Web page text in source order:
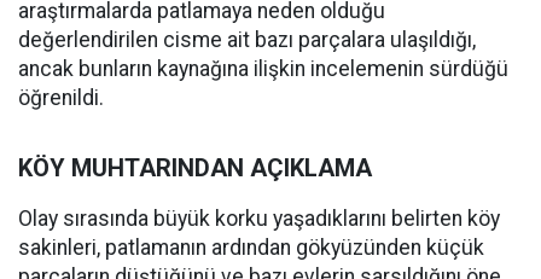
araştırmalarda patlamaya neden olduğu
değerlendirilen cisme ait bazı parçalara ulaşıldığı,
ancak bunların kaynağına ilişkin incelemenin sürdüğü
öğrenildi.
KÖY MUHTARINDAN AÇIKLAMA
Olay sırasında büyük korku yaşadıklarını belirten köy
sakinleri, patlamanın ardından gökyüzünden küçük